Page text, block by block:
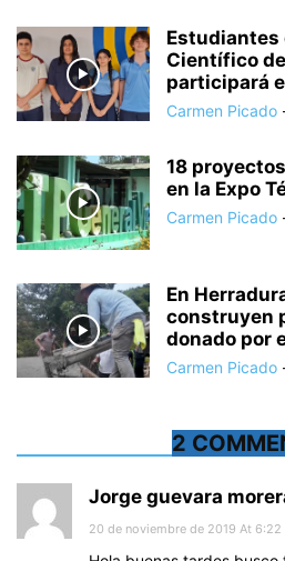
Estudiantes
Científico
participará
Carmen Picado
18
en la Expo
Carmen Picado
En
construyen
donado por
Carmen Picado
2
Jorge guevara
20 de noviembre de 2019 At 6:22